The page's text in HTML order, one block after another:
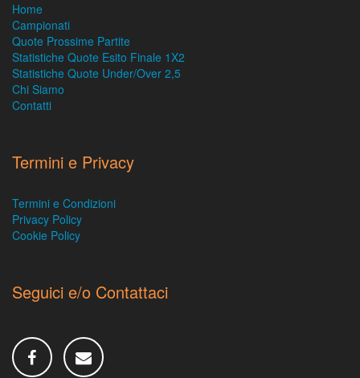
Home
Campionati
Quote Prossime Partite
Statistiche Quote Esito Finale 1X2
Statistiche Quote Under/Over 2,5
Chi Siamo
Contatti
Termini e Privacy
Termini e Condizioni
Privacy Policy
Cookie Policy
Seguici e/o Contattaci